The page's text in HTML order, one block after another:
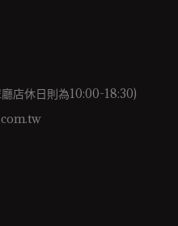
店休日則為10:00-18:30)